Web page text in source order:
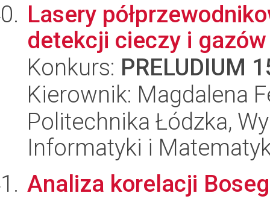
Lasery
detekcji cieczy i
Konkurs: PRELUDIUM
Kierownik: Magdalena
Politechnika Łódzka,
Informatyki i
Analiza korelacji